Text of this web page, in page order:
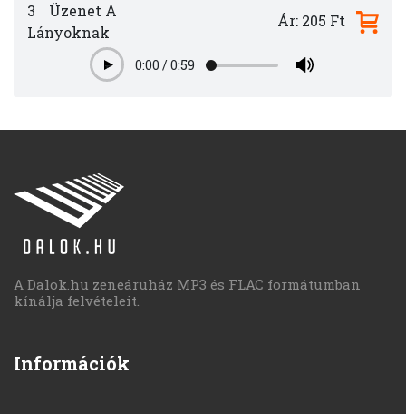
3
Üzenet A
Lányoknak
Play0:00 /0:59
Ár: 205 Ft
A Dalok.hu zeneáruház MP3 és FLAC formátumban
kínálja felvételeit.
Információk